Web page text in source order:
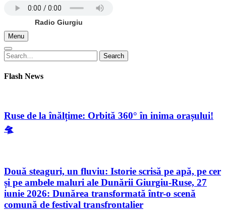
Radio Giurgiu
Menu
Search
for:
Search
Flash News
Ruse de la înălțime: Orbită 360° în inima orașului!
🛸
Două steaguri, un fluviu: Istorie scrisă pe apă, pe cer
și pe ambele maluri ale Dunării Giurgiu-Ruse, 27
iunie 2026: Dunărea transformată într-o scenă
comună de festival transfrontalier